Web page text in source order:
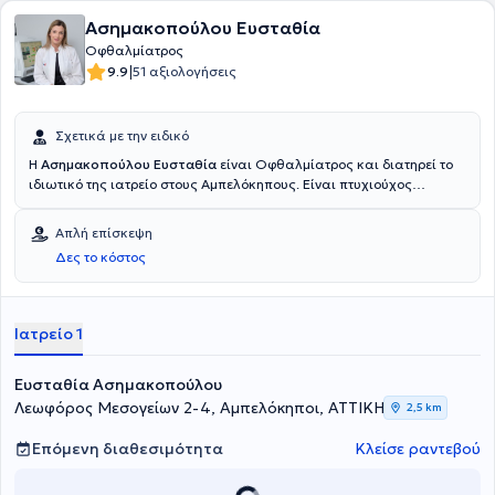
Ασημακοπούλου Ευσταθία
Οφθαλμίατρος
9.9|51 αξιολογήσεις
Σχετικά με την ειδικό
Η Ασημακοπούλου Ευσταθία είναι Οφθαλμίατρος και διατηρεί το
ιδιωτικό της ιατρείο στους Αμπελόκηπους. Είναι πτυχιούχος
ειδικεύτηκε στην Οφθαλμολογία στην Πανεπιστημιακή Κλινική του Γ.
Γεννηματάς. Η ιατρός διατελεί επιστημονική συνεργάτης του
Οφθαλμολογικού Αθηνών καθώς και του Metropolitan.
Απλή επίσκεψη
Δες το κόστος
Ιατρείο 1
Ευσταθία Ασημακοπούλου
Λεωφόρος Μεσογείων 2-4, Αμπελόκηποι, ΑΤΤΙΚΗ
2,5 km
Επόμενη διαθεσιμότητα Κλείσε ραντεβού